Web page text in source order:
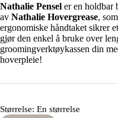
Nathalie Pensel er en holdbar
av Nathalie Hovergrease,
ergonomiske håndtaket sikrer
gjør den enkel å bruke over
groomingverktøykassen din
hoverpleie!
Størrelse: En størrelse